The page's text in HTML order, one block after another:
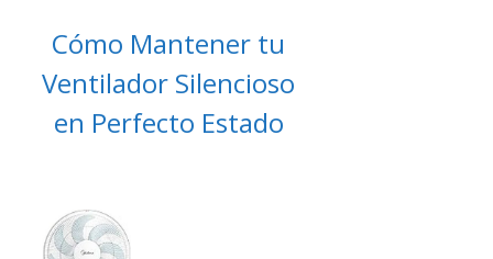
Cómo Mantener tu
Ventilador Silencioso
en Perfecto Estado